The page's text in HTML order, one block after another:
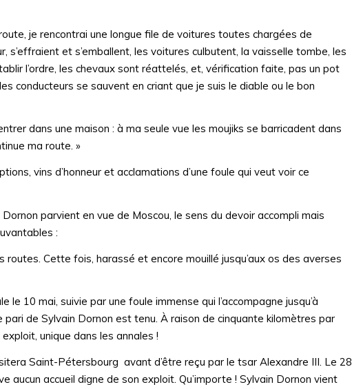
je rencontrai une longue file de voitures toutes chargées de
et s’emballent, les voitures culbutent, la vaisselle tombe, les
l’ordre, les chevaux sont réattelés, et, vérification faite, pas un pot
conducteurs se sauvent en criant que je suis le diable ou le bon
dans une maison : à ma seule vue les moujiks se barricadent dans
ma route. »
vins d’honneur et acclamations d’une foule qui veut voir ce
parvient en vue de Moscou, le sens du devoir accompli mais
:
Cette fois, harassé et encore mouillé jusqu’aux os des averses
le 10 mai, suivie par une foule immense qui l’accompagne jusqu’à
de Sylvain Dornon est tenu. À raison de cinquante kilomètres par
unique dans les annales !
Saint-Pétersbourg avant d’être reçu par le tsar Alexandre III. Le 28
aucun accueil digne de son exploit. Qu’importe ! Sylvain Dornon vient